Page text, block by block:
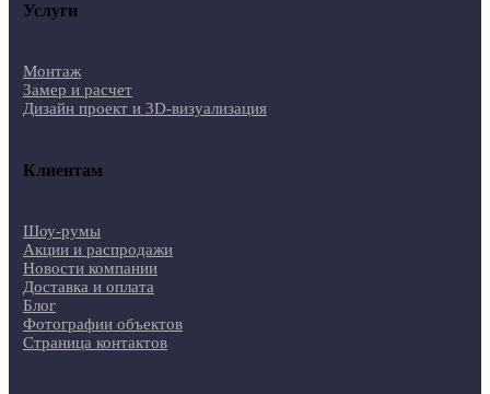
Услуги
Монтаж
Замер и расчет
Дизайн проект и 3D-визуализация
Клиентам
Шоу-румы
Акции и распродажи
Новости компании
Доставка и оплата
Блог
Фотографии объектов
Страница контактов